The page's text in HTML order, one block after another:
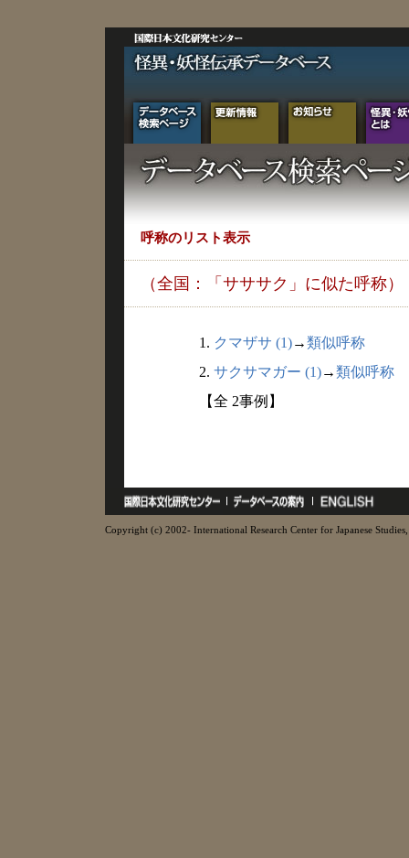
呼称のリスト表示
（全国：「サササク」に似た呼称）
1. クマザサ (1)→類似呼称
2. サクサマガー (1)→類似呼称
【全 2事例】
Copyright (c) 2002- International Research Center for Japanese